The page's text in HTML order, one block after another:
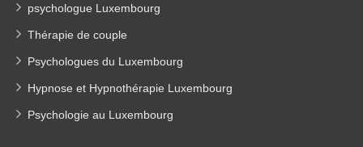
psychologue Luxembourg
Thérapie de couple
Psychologues du Luxembourg
Hypnose et Hypnothérapie Luxembourg
Psychologie au Luxembourg